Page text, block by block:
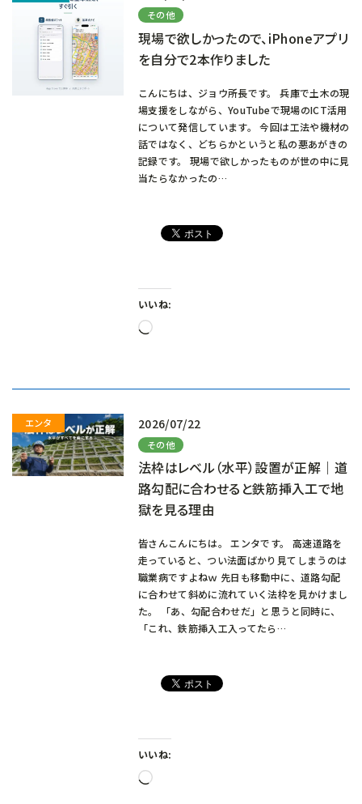
その他
現場で欲しかったので、iPhoneアプリ
を自分で2本作りました
こんにちは、ジョウ所長です。 兵庫で土木の現
場支援をしながら、YouTubeで現場のICT活用
について発信しています。 今回は工法や機材の
話ではなく、どちらかというと私の悪あがきの
記録です。 現場で欲しかったものが世の中に見
当たらなかったの…
いいね:
読
2026/07/22
その他
法枠はレベル（水平）設置が正解｜道
路勾配に合わせると鉄筋挿入工で地
獄を見る理由
皆さんこんにちは。 エンタです。 高速道路を
走っていると、つい法面ばかり見てしまうのは
職業病ですよねｗ 先日も移動中に、道路勾配
に合わせて斜めに流れていく法枠を見かけまし
た。 「あ、勾配合わせだ」と思うと同時に、
「これ、鉄筋挿入工入ってたら…
いいね:
読